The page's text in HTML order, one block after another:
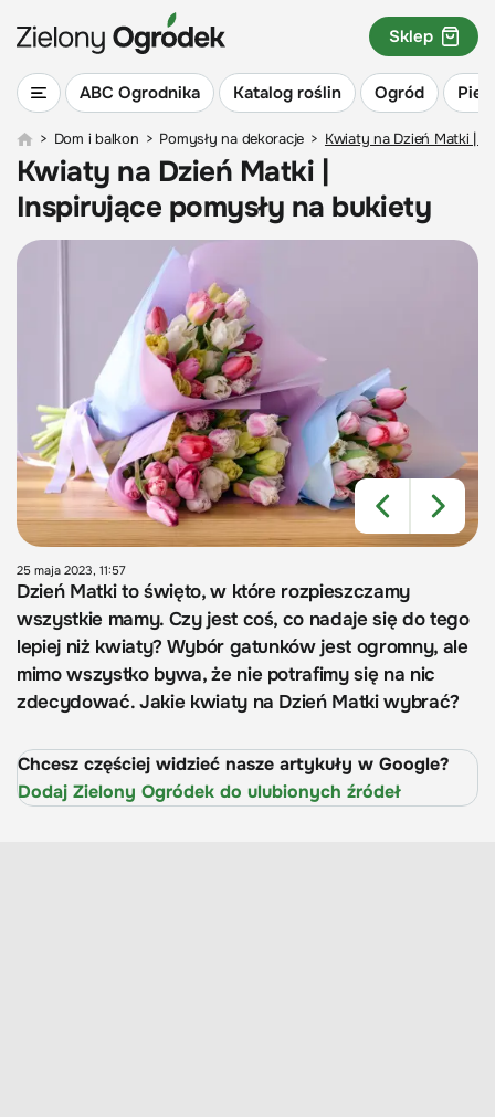
ABC Ogrodnika Katalog roślin Ogród
Sklep
> Dom i balkon > Pomysły na dekoracje > Kwiaty na Dzień Matki |
Kwiaty na Dzień Matki |
Inspirujące pomysły na bukiety
25 maja 2023, 11:57
Dzień Matki to święto, w które rozpieszczamy
wszystkie mamy. Czy jest coś, co nadaje się do tego
lepiej niż kwiaty? Wybór gatunków jest ogromny, ale
mimo wszystko bywa, że nie potrafimy się na nic
zdecydować. Jakie kwiaty na Dzień Matki wybrać?
Chcesz częściej widzieć nasze artykuły w Google?
Dodaj Zielony Ogródek do ulubionych źródeł